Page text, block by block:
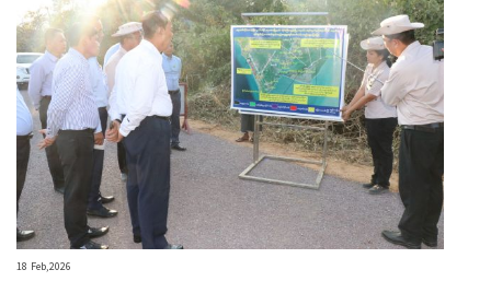
18 Feb,2026